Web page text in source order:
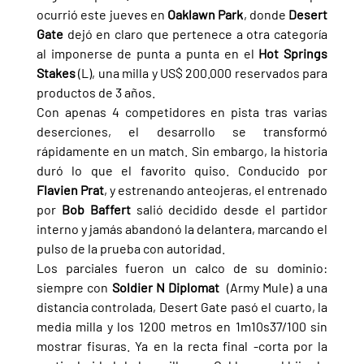
ocurrió este jueves en Oaklawn Park, donde Desert
Gate dejó en claro que pertenece a otra categoría
al imponerse de punta a punta en el Hot Springs
Stakes (L), una milla y US$ 200.000 reservados para
productos de 3 años.
Con apenas 4 competidores en pista tras varias
deserciones, el desarrollo se transformó
rápidamente en un match. Sin embargo, la historia
Flavien Prat, y estrenando anteojeras, el entrenado
por Bob Baffert salió decidido desde el partidor
interno y jamás abandonó la delantera, marcando el
pulso de la prueba con autoridad.
Los parciales fueron un calco de su dominio:
siempre con Soldier N Diplomat (Army Mule) a una
distancia controlada, Desert Gate pasó el cuarto, la
media milla y los 1200 metros en 1m10s37/100 sin
mostrar fisuras. Ya en la recta final -corta por la